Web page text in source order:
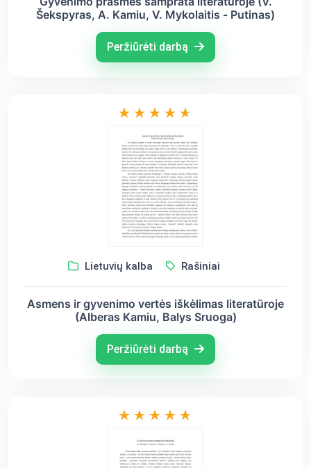
Šekspyras, A. Kamiu, V. Mykolaitis - Putinas)
Peržiūrėti darbą
Lietuvių kalba Rašiniai
Asmens ir gyvenimo vertės iškėlimas literatūroje
(Alberas Kamiu, Balys Sruoga)
Peržiūrėti darbą